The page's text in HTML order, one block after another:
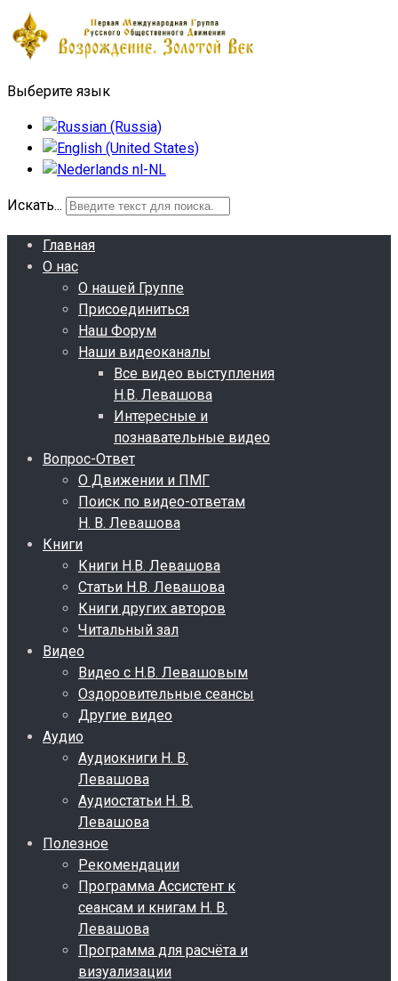
Выберите язык
Искать...
Главная
О нас
О нашей Группе
Присоединиться
Наш Форум
Наши видеоканалы
Все видео выступления
Н.В. Левашова
Интересные и
познавательные видео
Вопрос-Ответ
О Движении и ПМГ
Поиск по видео-ответам
Н. В. Левашова
Книги
Книги Н.В. Левашова
Статьи Н.В. Левашова
Книги других авторов
Читальный зал
Видео
Видео с Н.В. Левашовым
Оздоровительные сеансы
Другие видео
Аудио
Аудиокниги Н. В.
Левашова
Аудиостатьи Н. В.
Левашова
Полезное
Рекомендации
Программа Ассистент к
сеансам и книгам Н. В.
Левашова
Программа для расчёта и
визуализации